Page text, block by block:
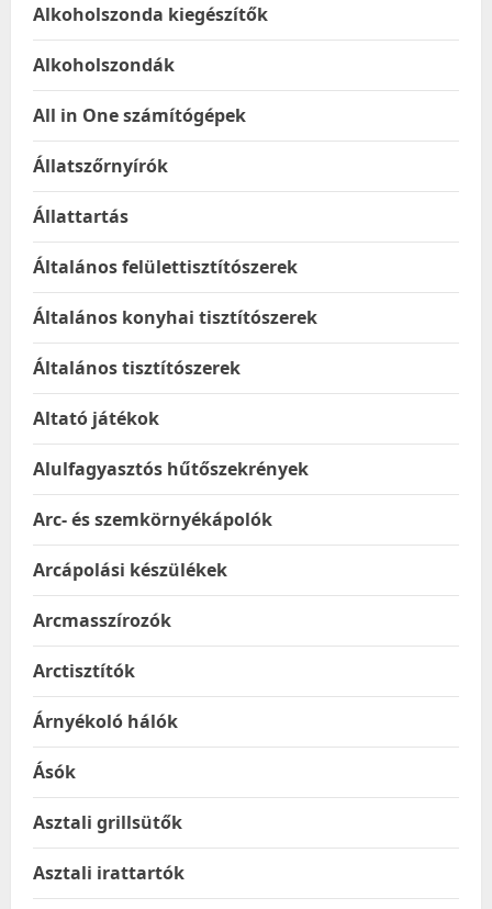
Alkoholszonda kiegészítők
Alkoholszondák
All in One számítógépek
Állatszőrnyírók
Állattartás
Általános felülettisztítószerek
Általános konyhai tisztítószerek
Általános tisztítószerek
Altató játékok
Alulfagyasztós hűtőszekrények
Arc- és szemkörnyékápolók
Arcápolási készülékek
Arcmasszírozók
Arctisztítók
Árnyékoló hálók
Ásók
Asztali grillsütők
Asztali irattartók